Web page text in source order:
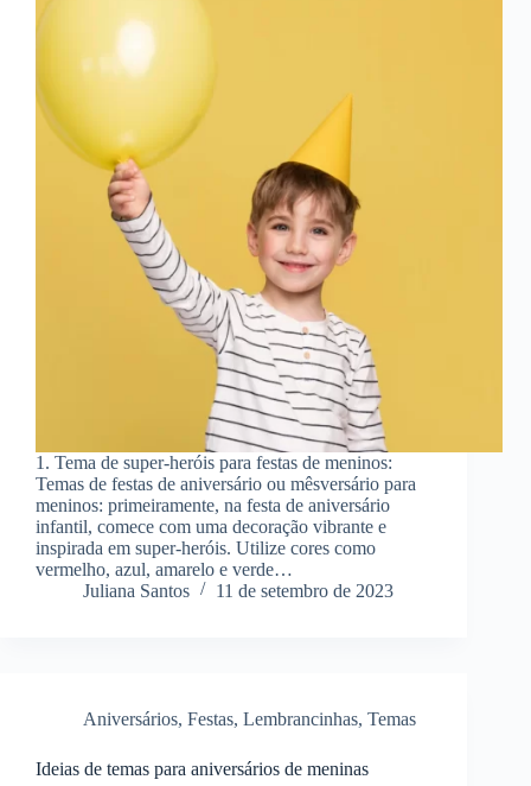
1. Tema de super-heróis para festas de meninos:
Temas de festas de aniversário ou mêsversário para
meninos: primeiramente, na festa de aniversário
infantil, comece com uma decoração vibrante e
inspirada em super-heróis. Utilize cores como
vermelho, azul, amarelo e verde…
Juliana Santos
11 de setembro de 2023
Aniversários, Festas, Lembrancinhas, Temas
Ideias de temas para aniversários de meninas